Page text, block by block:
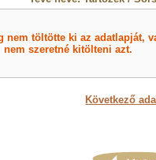
nem töltötte ki az adatlapját,
nem szeretné kitölteni azt.
Következő